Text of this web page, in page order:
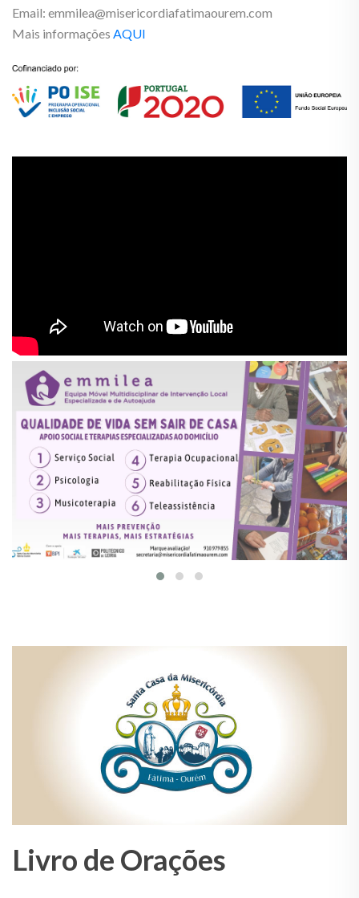
Email: emmilea@misericordiafatimaourem.com
Mais informações AQUI
Livro de Orações